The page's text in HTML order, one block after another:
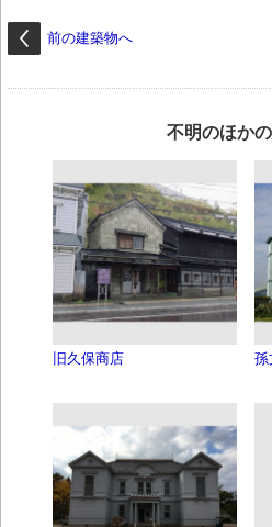
前の建築物へ
不明のほか
旧久保商店 孫